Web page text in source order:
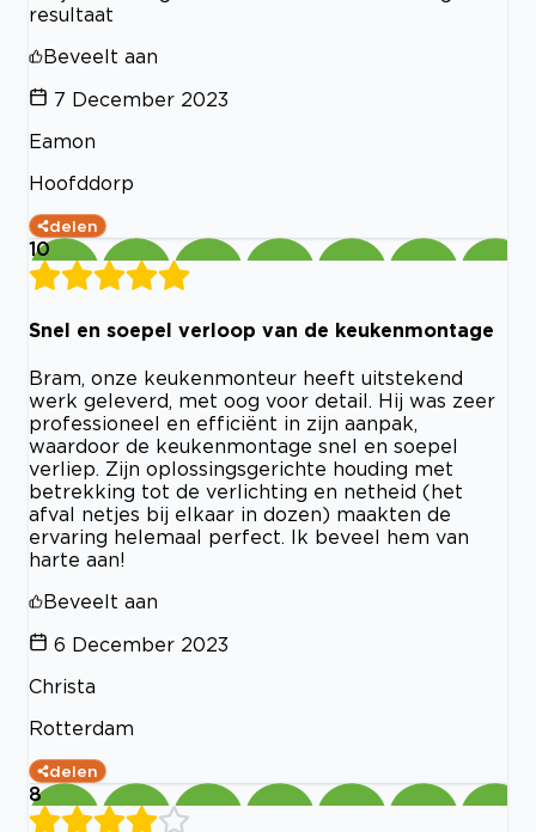
resultaat
Beveelt aan
7 December 2023
Eamon
Hoofddorp
delen
10
Snel en soepel verloop van de keukenmontage
Bram, onze keukenmonteur heeft uitstekend
werk geleverd, met oog voor detail. Hij was zeer
professioneel en efficiënt in zijn aanpak,
waardoor de keukenmontage snel en soepel
verliep. Zijn oplossingsgerichte houding met
betrekking tot de verlichting en netheid (het
afval netjes bij elkaar in dozen) maakten de
ervaring helemaal perfect. Ik beveel hem van
harte aan!
Beveelt aan
6 December 2023
Christa
Rotterdam
delen
8